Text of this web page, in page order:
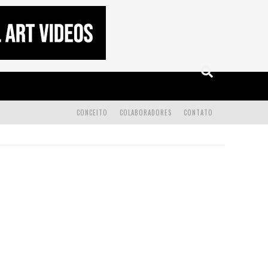
CONTATO
COLABORADORES
CONCEITO